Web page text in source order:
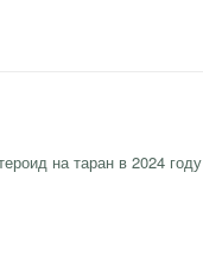
на таран в 2024 году